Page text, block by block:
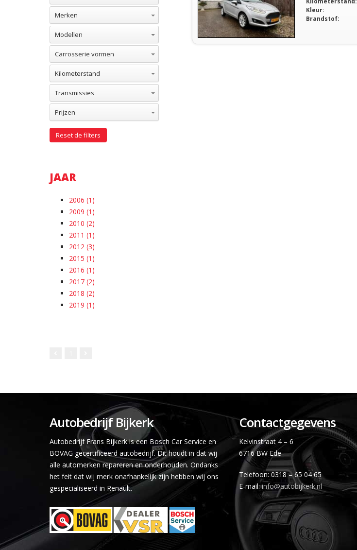
Kleur:
Brandstof:
Merken
Modellen
Carrosserie vormen
Kilometerstand
Transmissies
Prijzen
Reset de filters
JAAR
2006 (1)
2009 (1)
2010 (2)
2011 (1)
2012 (3)
2015 (1)
2016 (1)
2017 (2)
2018 (2)
2019 (1)
Autobedrijf Bijkerk
Autobedrijf Frans Bijkerk is een Bosch Car Service en
BOVAG gecertificeerd autobedrijf. Dit houdt in dat wij
alle automerken repareren en onderhouden. Ondanks
het feit dat wij merk onafhankelijk zijn hebben wij ons
gespecialiseerd in Renault.
Contactgegevens
Kelvinstraat 4 – 6
6716 BW Ede
Telefoon: 0318 – 65 04 65
E-mail:info@autobijkerk.nl